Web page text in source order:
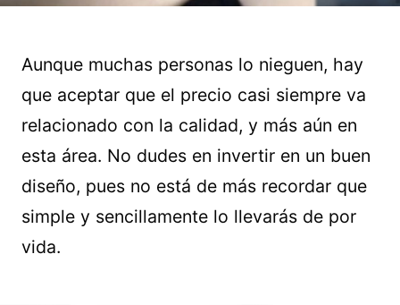
Aunque muchas personas lo nieguen, hay
que aceptar que el precio casi siempre va
relacionado con la calidad, y más aún en
esta área. No dudes en invertir en un buen
diseño, pues no está de más recordar que
simple y sencillamente lo llevarás de por
vida.